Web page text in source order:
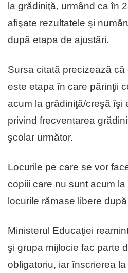
la grădiniţă, urmând ca în
afişate rezultatele şi
după etapa de ajustări.
Sursa citată precizează
este etapa în care părinţii
acum la grădiniţă/creşă îşi
privind frecventarea
şcolar următor.
Locurile pe care se vor
copiii care nu sunt acum
locurile rămase libere
Ministerul Educaţiei
şi grupa mijlocie fac parte
obligatoriu, iar înscrierea